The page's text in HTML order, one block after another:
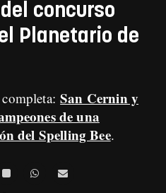
concurso
Planetario de
completa:San Cernin y
de una
del Spelling Bee.